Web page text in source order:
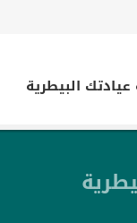
البيطرية